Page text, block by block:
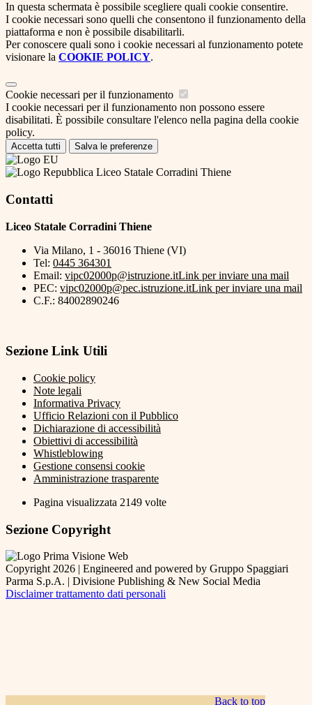
In questa schermata è possibile scegliere quali cookie consentire.
I cookie necessari sono quelli che consentono il funzionamento della
piattaforma e non è possibile disabilitarli.
Per conoscere quali sono i cookie necessari al funzionamento potete
visionare la COOKIE POLICY.
Cookie necessari per il funzionamento
I cookie necessari per il funzionamento non possono essere
disabilitati. È possibile consultare l'elenco nella pagina della cookie
policy.
Accetta tutti Salva le preferenze
Liceo Statale Corradini Thiene
Contatti
Liceo Statale Corradini Thiene
Via Milano, 1 - 36016 Thiene (VI)
Tel: 0445 364301
Email: vipc02000p@istruzione.itLink per inviare una mail
PEC: vipc02000p@pec.istruzione.itLink per inviare una mail
C.F.: 84002890246
Sezione Link Utili
Cookie policy
Note legali
Informativa Privacy
Ufficio Relazioni con il Pubblico
Dichiarazione di accessibilità
Obiettivi di accessibilità
Whistleblowing
Gestione consensi cookie
Amministrazione trasparente
Pagina visualizzata 2149 volte
Sezione Copyright
Copyright 2026 | Engineered and powered by Gruppo Spaggiari
Parma S.p.A. | Divisione Publishing & New Social Media
Disclaimer trattamento dati personali
Back to top